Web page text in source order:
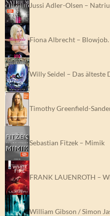
Jussi Adler-Olsen –
Fiona Albrecht –
Willy Seidel – Das älteste
Timothy Greenfield-
Sebastian Fitzek – Mimik
FRANK LAUENROTH –
William Gibson / Simon